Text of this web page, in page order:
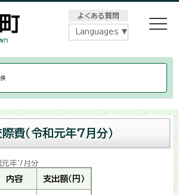
よくある質問
Languages
費（令和元年7月分）
元年7月分
内容 支出額（円）